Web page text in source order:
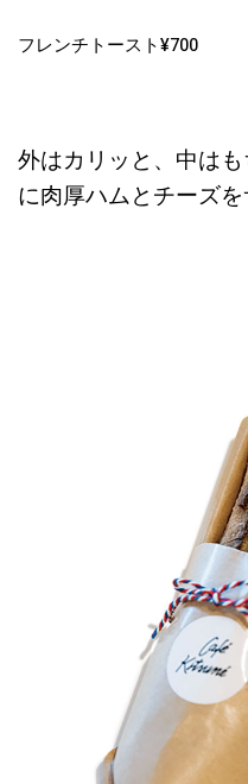
フレンチトースト¥700
外はカリッと、中は
に肉厚ハムとチーズを